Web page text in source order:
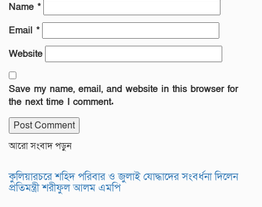
Name *
Email *
Website
Save my name, email, and website in this browser for
the next time I comment.
আরো সংবাদ পড়ুন
কুলিয়ারচরে শহিদ পরিবার ও জুলাই যোদ্ধাদের সংবর্ধনা দিলেন
প্রতিমন্ত্রী শরীফুল আলম এমপি